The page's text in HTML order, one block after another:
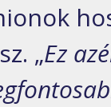
„Ez